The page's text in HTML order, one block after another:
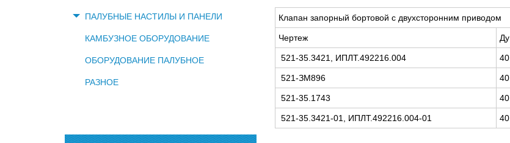
ПАЛУБНЫЕ НАСТИЛЫ И ПАНЕЛИ
КАМБУЗНОЕ ОБОРУДОВАНИЕ
ОБОРУДОВАНИЕ ПАЛУБНОЕ
РАЗНОЕ
Клапан запорный бортовой с двухсторонним приводом
Чертеж Ду
521-35.3421, ИПЛТ.492216.004 40
521-ЗМ896 40
521-35.1743 40
521-35.3421-01, ИПЛТ.492216.004-01 40